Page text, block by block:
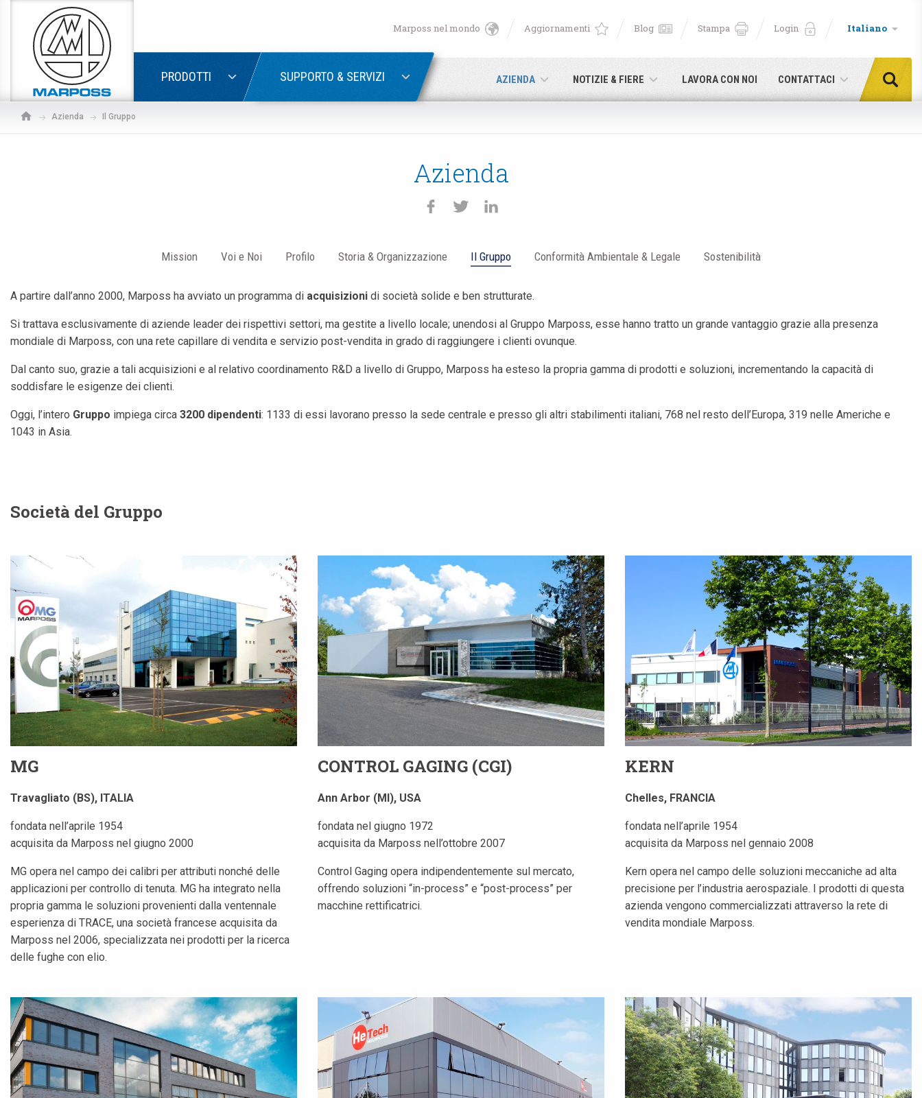
PRODOTTI SUPPORTO & SERVIZI AZIENDA NOTIZIE & FIERE LAVORA CON NOI CONTATTACI
Marposs nel mondo Aggiornamenti Blog Stampa Login Italiano
Azienda Il Gruppo
Azienda
Mission Voi e Noi Profilo Storia & Organizzazione Il Gruppo Conformità Ambientale & Legale Sostenibilità
A partire dall’anno 2000, Marposs ha avviato un programma di acquisizioni di società solide e ben strutturate.
Si trattava esclusivamente di aziende leader dei rispettivi settori, ma gestite a livello locale; unendosi al Gruppo Marposs, esse hanno tratto un grande vantaggio grazie alla presenza
mondiale di Marposs, con una rete capillare di vendita e servizio post-vendita in grado di raggiungere i clienti ovunque.
Dal canto suo, grazie a tali acquisizioni e al relativo coordinamento R&D a livello di Gruppo, Marposs ha esteso la propria gamma di prodotti e soluzioni, incrementando la capacità di
soddisfare le esigenze dei clienti.
Oggi, l’intero Gruppo impiega circa 3200 dipendenti: 1133 di essi lavorano presso la sede centrale e presso gli altri stabilimenti italiani, 768 nel resto dell’Europa, 319 nelle Americhe e
1043 in Asia.
Società del Gruppo
MG
Travagliato (BS), ITALIA
fondata nell’aprile 1954
acquisita da Marposs nel giugno 2000
MG opera nel campo dei calibri per attributi nonché delle
applicazioni per controllo di tenuta. MG ha integrato nella
propria gamma le soluzioni provenienti dalla ventennale
esperienza di TRACE, una società francese acquisita da
Marposs nel 2006, specializzata nei prodotti per la ricerca
delle fughe con elio.
CONTROL GAGING (CGI)
Ann Arbor (MI), USA
fondata nel giugno 1972
acquisita da Marposs nell’ottobre 2007
Control Gaging opera indipendentemente sul mercato,
offrendo soluzioni “in-process” e “post-process” per
macchine rettificatrici.
KERN
Chelles, FRANCIA
fondata nell’aprile 1954
acquisita da Marposs nel gennaio 2008
Kern opera nel campo delle soluzioni meccaniche ad alta
precisione per l’industria aerospaziale. I prodotti di questa
azienda vengono commercializzati attraverso la rete di
vendita mondiale Marposs.
English
Deutsch
Español
中文 (Chinese)
한국어 (Korean)
RECUPERA PASSWORD
Se non sei ancora registrato, fallo ora: è gratis!